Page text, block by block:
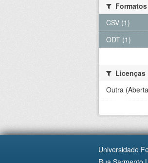
Formatos
CSV (1)
ODT (1)
Licenças
Outra
Universidade